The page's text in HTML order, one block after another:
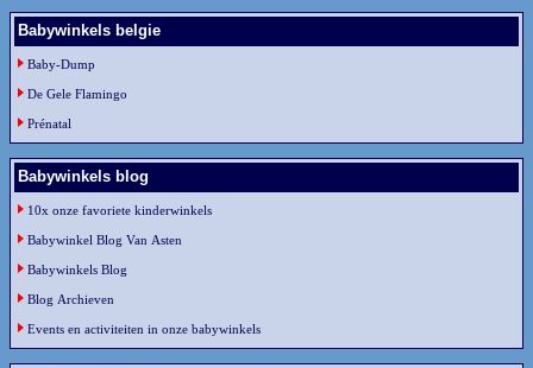
Babywinkels belgie
Baby-Dump
De Gele Flamingo
Prénatal
Babywinkels blog
10x onze favoriete kinderwinkels
Babywinkel Blog Van Asten
Babywinkels Blog
Blog Archieven
Events en activiteiten in onze babywinkels